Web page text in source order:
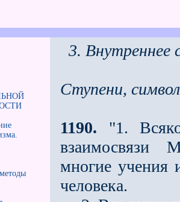
3. Внутреннее
Ступени,
1190. "1.
взаимосвязи
многие учения
человека.